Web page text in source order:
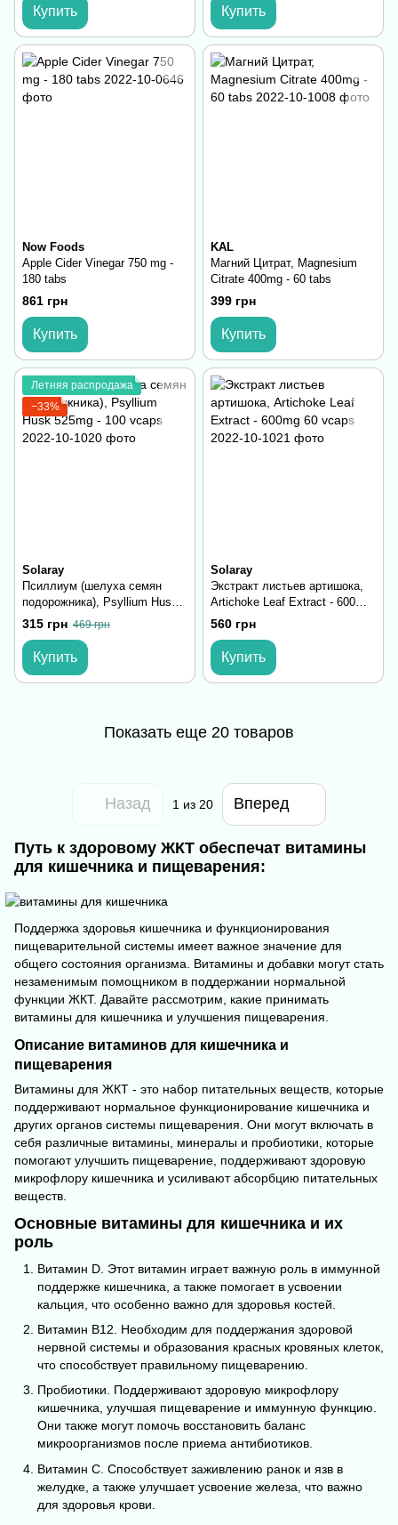
Купить Купить
Now Foods
Apple Cider Vinegar 750 mg -
180 tabs
861 грн
Купить
KAL
Магний Цитрат, Magnesium
Citrate 400mg - 60 tabs
399 грн
Купить
Летняя распродажа
−33%
Solaray
Псиллиум (шелуха семян
подорожника), Psyllium Husk
525mg - 100 vcaps
315 грн 469 грн
Купить
Solaray
Экстракт листьев артишока,
Artichoke Leaf Extract - 600mg
60 vcaps
560 грн
Купить
Показать еще 20 товаров
Назад 1 из 20 Вперед
Путь к здоровому ЖКТ обеспечат витамины
для кишечника и пищеварения:
Поддержка здоровья кишечника и функционирования
пищеварительной системы имеет важное значение для
общего состояния организма. Витамины и добавки могут стать
незаменимым помощником в поддержании нормальной
функции ЖКТ. Давайте рассмотрим, какие принимать
витамины для кишечника и улучшения пищеварения.
Описание витаминов для кишечника и
пищеварения
Витамины для ЖКТ - это набор питательных веществ, которые
поддерживают нормальное функционирование кишечника и
других органов системы пищеварения. Они могут включать в
себя различные витамины, минералы и пробиотики, которые
помогают улучшить пищеварение, поддерживают здоровую
микрофлору кишечника и усиливают абсорбцию питательных
веществ.
Основные витамины для кишечника и их
роль
Витамин D. Этот витамин играет важную роль в иммунной
поддержке кишечника, а также помогает в усвоении
кальция, что особенно важно для здоровья костей.
Витамин B12. Необходим для поддержания здоровой
нервной системы и образования красных кровяных клеток,
что способствует правильному пищеварению.
Пробиотики. Поддерживают здоровую микрофлору
кишечника, улучшая пищеварение и иммунную функцию.
Они также могут помочь восстановить баланс
микроорганизмов после приема антибиотиков.
Витамин С. Способствует заживлению ранок и язв в
желудке, а также улучшает усвоение железа, что важно
для здоровья крови.